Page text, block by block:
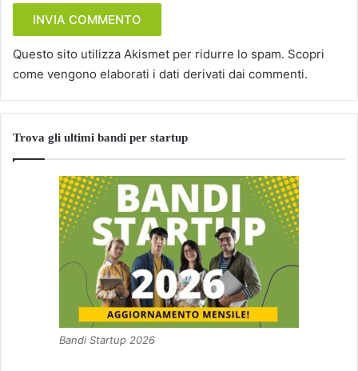
Questo sito utilizza Akismet per ridurre lo spam. Scopri
come vengono elaborati i dati derivati dai commenti.
Trova gli ultimi bandi per startup
Bandi Startup 2026